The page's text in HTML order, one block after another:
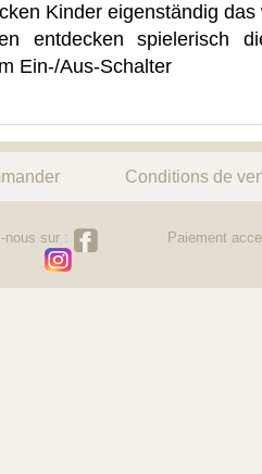
Kinder eigenständig
entdecken spielerisch
Ein-/Aus-Schalter
Conditions de
nous sur : Paiement